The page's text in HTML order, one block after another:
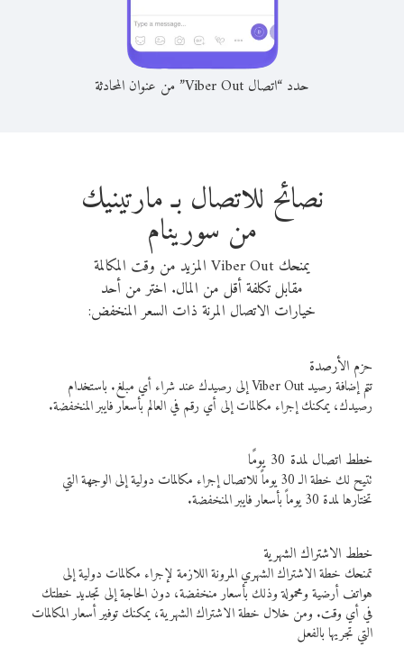
حدد “اتصال Viber Out” من عنوان المحادثة
نصائح للاتصال بـ مارتينيك
من سورينام
يمنحك Viber Out المزيد من وقت المكالمة
مقابل تكلفة أقل من المال. اختر من أحد
خيارات الاتصال المرنة ذات السعر المنخفض:
حزم الأرصدة
تتم إضافة رصيد Viber Out إلى رصيدك عند شراء أي مبلغ. باستخدام
رصيدك، يمكنك إجراء مكالمات إلى أي رقم في العالم بأسعار فايبر المنخفضة.
خطط اتصال لمدة 30 يومًا
تتيح لك خطة الـ 30 يوماً للاتصال إجراء مكالمات دولية إلى الوجهة التي
تختارها لمدة 30 يوماً بأسعار فايبر المنخفضة.
خطط الاشتراك الشهرية
تمنحك خطة الاشتراك الشهري المرونة اللازمة لإجراء مكالمات دولية إلى
هواتف أرضية ومحمولة وذلك بأسعار منخفضة، دون الحاجة إلى تجديد خطتك
في أي وقت. ومن خلال خطة الاشتراك الشهرية، يمكنك توفير أسعار المكالمات
التي تجريها بالفعل